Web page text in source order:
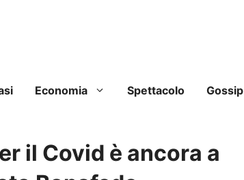
Economia Spettacolo Gossip
il Covid è ancora a